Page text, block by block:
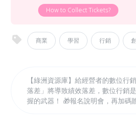
How to Collect Tickets?
商業 學習 行銷
【綠洲資源庫】給經營者的數位行
落差」將導致績效落差，數位行銷
握的武器！ 🎁報名說明會，再加碼贈送點拾綠洲計畫